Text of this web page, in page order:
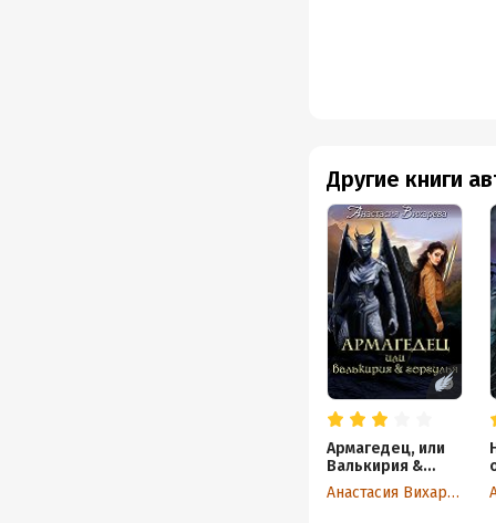
Другие книги
Армагедец, или
Валькирия &
горгулья
Анастасия Вихарева